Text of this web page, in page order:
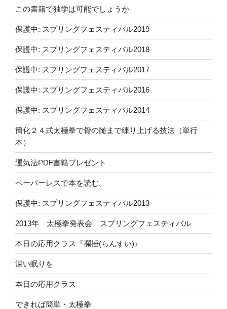
この書籍で独学は可能でしょうか
保護中: スプリングフェスティバル2019
保護中: スプリングフェスティバル2018
保護中: スプリングフェスティバル2017
保護中: スプリングフェスティバル2016
保護中: スプリングフェスティバル2014
簡化２４式太極拳で骨の髄まで練り上げる技法（単行
本）
運気法PDF書籍プレゼント
ペーパーレスで本を読む。
保護中: スプリングフェスティバル2013
2013年 太極拳発表会 スプリングフェスティバル
本日の応用クラス『攔捶(らんすい)』
深い眠りを
本日の応用クラス
できれば簡単・太極拳